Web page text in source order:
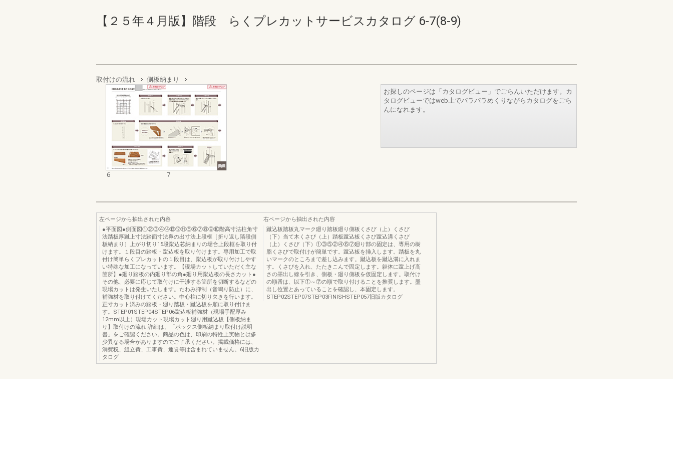
【２５年４月版】階段 らくプレカットサービスカタログ 6-7(8-9)
取付けの流れ 側板納まり
6 7
お探しのページは「カタログビュー」でごらんいただけます。カ
タログビューではweb上でパラパラめくりながらカタログをごら
んになれます。
左ページから抽出された内容
●平面図●側面図①②③④⑭⑬⑫⑪⑤⑥⑦⑧⑨⑩階高寸法柱角寸
法踏板厚蹴上寸法踏面寸法鼻の出寸法上段框［折り返し階段側
板納まり］上がり切り15段蹴込芯納まりの場合上段框を取り付
けます。１段目の踏板・蹴込板を取り付けます。専用加工で取
付け簡単らくプレカットの１段目は、蹴込板が取り付けしやす
い特殊な加工になっています。【現場カットしていただく主な
箇所】●廻り踏板の内廻り部の角●廻り用蹴込板の長さカット●
その他、必要に応じて取付けに干渉する箇所を切断するなどの
現場カットは発生いたします。たわみ抑制（音鳴り防止）に、
補強材を取り付けてください。中心柱に切り欠きを行います。
正寸カット済みの踏板・廻り踏板・蹴込板を順に取り付けま
す。STEP01STEP04STEP06蹴込板補強材（現場手配厚み
12mm以上）現場カット現場カット廻り用蹴込板【側板納ま
り】取付けの流れ 詳細は、「ボックス側板納まり取付け説明
書」をご確認ください。商品の色は、印刷の特性上実物とは多
少異なる場合がありますのでご了承ください。掲載価格には、
消費税、組立費、工事費、運賃等は含まれていません。6旧版カ
タログ
右ページから抽出された内容
蹴込板踏板丸マーク廻り踏板廻り側板くさび（上）くさび
（下）当て木くさび（上）踏板蹴込板くさび蹴込溝くさび
（上）くさび（下）①③⑤②④⑥⑦廻り部の固定は、専用の樹
脂くさびで取付けが簡単です。蹴込板を挿入します。踏板を丸
いマークのところまで差し込みます。蹴込板を蹴込溝に入れま
す。くさびを入れ、たたきこんで固定します。躯体に蹴上げ高
さの墨出し線を引き、側板・廻り側板を仮固定します。取付け
の順番は、以下①～⑦の順で取り付けることを推奨します。墨
出し位置とあっていることを確認し、本固定します。
STEP02STEP07STEP03FINISHSTEP057旧版カタログ